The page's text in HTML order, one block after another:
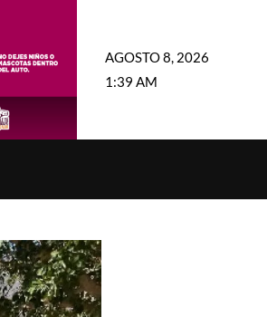
AGOSTO 8, 2026
1:39 AM